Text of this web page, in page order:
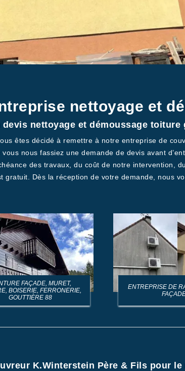
nettoyage et
devis nettoyage et démoussage toiture
êtes décidé à remettre à notre entreprise de
vous nous fassiez une demande de devis avant
des travaux, du coût de notre intervention,
gratuit. Dès la réception de votre demande, nous
FAÇADE, MURET,
BOISERIE, FERRONERIE,
GOUTTIÈRE 88
ENTREPRISE DE
K.Winterstein Père & Fils pour